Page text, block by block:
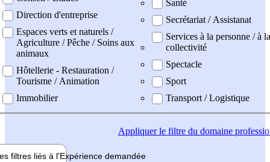
Direction d'entreprise
Espaces verts et naturels /
Agriculture / Pêche / Soins aux
animaux
Hôtellerie - Restauration /
Tourisme / Animation
Immobilier
Santé
Secrétariat / Assistanat
Services à la personne / à la
collectivité
Spectacle
Sport
Transport / Logistique
Appliquerle filtre du domaine
filtres liés à l'Expérience demandée